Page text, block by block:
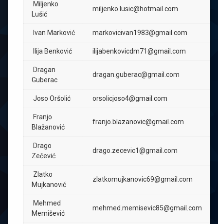
Miljenko
Lušić
miljenko.lusic@hotmail.com
Ivan Marković markovicivan1983@gmail.com
Ilija Benković ilijabenkovicdm71@gmail.com
Dragan
Guberac
dragan.guberac@gmail.com
Joso Oršolić orsolicjoso4@gmail.com
Franjo
Blažanović
franjo.blazanovic@gmail.com
Drago
Zečević
drago.zecevic1@gmail.com
Zlatko
Mujkanović
zlatkomujkanovic69@gmail.com
Mehmed
Memišević
mehmed.memisevic85@gmail.com